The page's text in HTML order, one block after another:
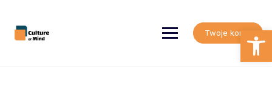
content
Twoje konto